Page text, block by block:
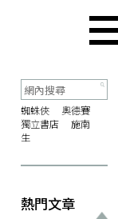
蜘蛛俠
奧德賽
獨立書店
施南
生
熱門文章